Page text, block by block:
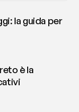
la guida per
è la